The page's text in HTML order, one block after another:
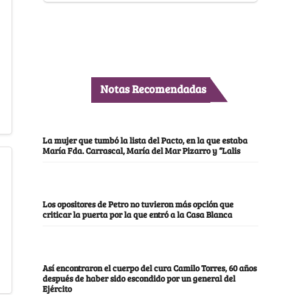
Notas Recomendadas
La mujer que tumbó la lista del Pacto, en la que estaba
María Fda. Carrascal, María del Mar Pizarro y “Lalis
Los opositores de Petro no tuvieron más opción que
criticar la puerta por la que entró a la Casa Blanca
Así encontraron el cuerpo del cura Camilo Torres, 60 años
después de haber sido escondido por un general del
Ejército